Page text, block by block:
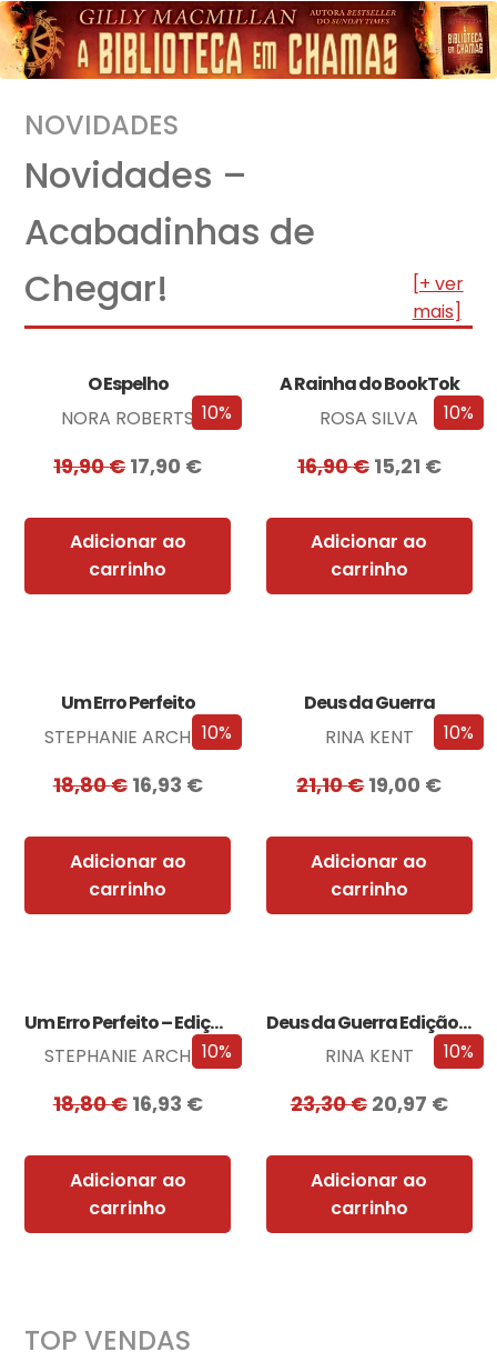
NOVIDADES
Novidades –
Acabadinhas de
Chegar!
[+ ver
mais]
10%
O Espelho
NORA ROBERTS
19,90€17,90 €
Adicionar ao
carrinho
10%
A Rainha do BookTok
ROSA SILVA
16,90€ 15,21 €
Adicionar ao
carrinho
10%
Um Erro Perfeito
STEPHANIE ARCHER
18,80€ 16,93 €
Adicionar ao
carrinho
10%
Deus da Guerra
RINA KENT
21,10€19,00 €
Adicionar ao
carrinho
10%
Um Erro Perfeito – Edição com EDGES
STEPHANIE ARCHER
18,80€ 16,93 €
Adicionar ao
carrinho
10%
Deus da Guerra Edição com EDGES
RINA KENT
23,30€ 20,97 €
Adicionar ao
carrinho
TOP VENDAS